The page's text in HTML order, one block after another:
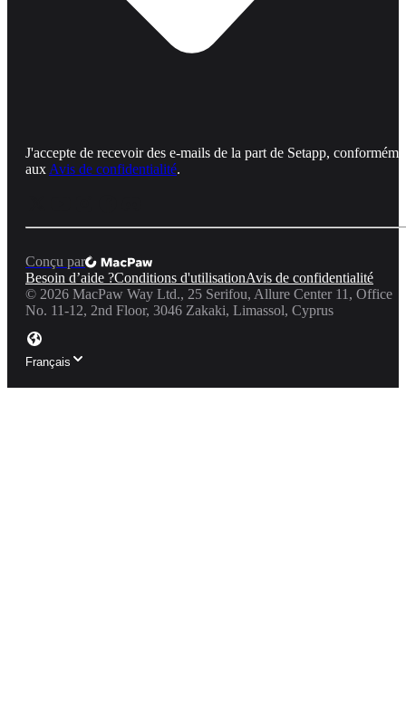
J'accepte de recevoir des e-mails de la part de Setapp,
aux Avis de confidentialité.
Conçu par
Besoin d’aide ?Conditions d'utilisationAvis de confidentialité
© 2026 MacPaw Way Ltd., 25 Serifou, Allure Center 11, Office
No. 11-12, 2nd Floor, 3046 Zakaki, Limassol, Cyprus
Français